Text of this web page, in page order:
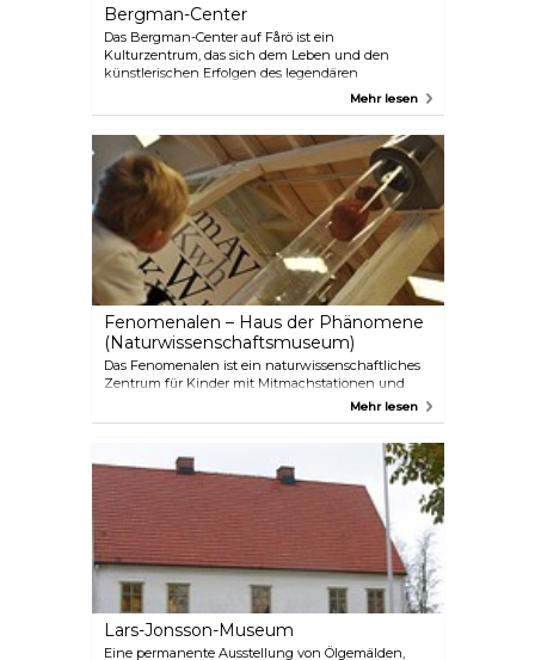
Bergman-Center
Das Bergman-Center auf Fårö ist ein
Kulturzentrum, das sich dem Leben und den
künstlerischen Erfolgen des legendären
schwedischen Regisseurs und Drehbuchautors
Mehr lesen
Fenomenalen – Haus der Phänomene
(Naturwissenschaftsmuseum)
Das Fenomenalen ist ein naturwissenschaftliches
Zentrum für Kinder mit Mitmachstationen und
speziellen Ausstellungen rund um Wissenschaft,
Technologie und Mathematik.
Mehr lesen
Lars-Jonsson-Museum
Eine permanente Ausstellung von Ölgemälden,